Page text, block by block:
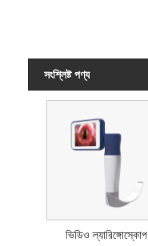
সংশ্লিষ্ট পণ্য
ভিডিও ল্যারিঙ্গোস্কোপ